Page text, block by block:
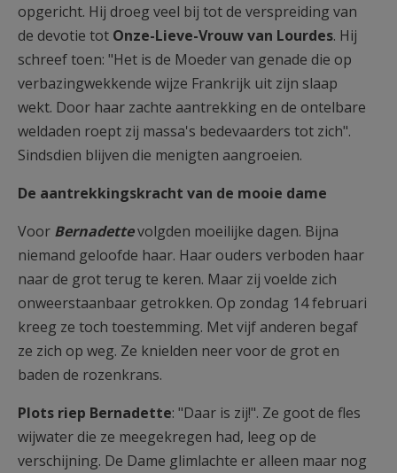
opgericht. Hij droeg veel bij tot de verspreiding van
de devotie tot Onze-Lieve-Vrouw van Lourdes. Hij
schreef toen: "Het is de Moeder van genade die op
verbazingwekkende wijze Frankrijk uit zijn slaap
wekt. Door haar zachte aantrekking en de ontelbare
weldaden roept zij massa's bedevaarders tot zich".
Sindsdien blijven die menigten aangroeien.
De aantrekkingskracht van de mooie dame
Voor Bernadettevolgden moeilijke dagen. Bijna
niemand geloofde haar. Haar ouders verboden haar
naar de grot terug te keren. Maar zij voelde zich
onweerstaanbaar getrokken. Op zondag 14 februari
kreeg ze toch toestemming. Met vijf anderen begaf
ze zich op weg. Ze knielden neer voor de grot en
baden de rozenkrans.
Plots riep Bernadette: "Daar is zij!". Ze goot de fles
wijwater die ze meegekregen had, leeg op de
verschijning. De Dame glimlachte er alleen maar nog